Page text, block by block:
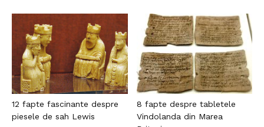
12 fapte fascinante despre
piesele de sah Lewis
8 fapte despre tabletele
Vindolanda din Marea